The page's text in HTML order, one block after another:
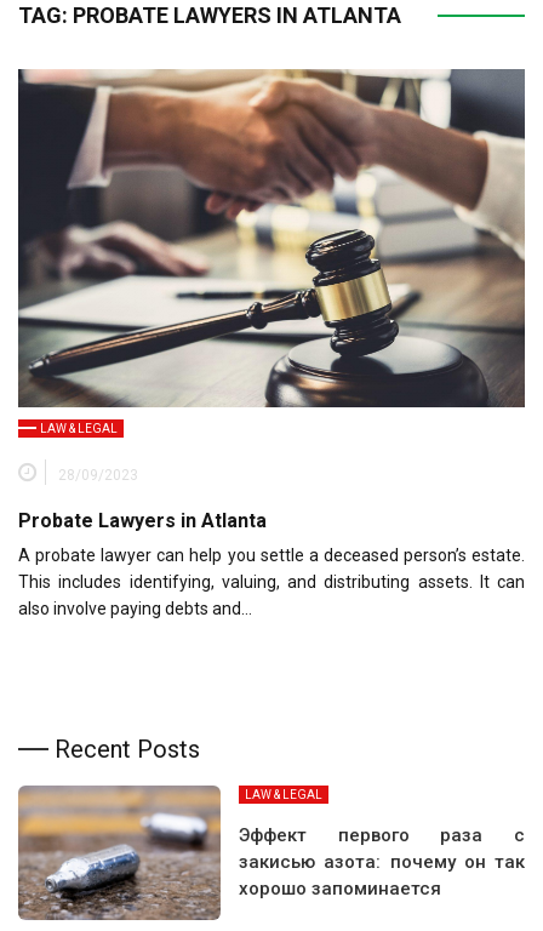
TAG: PROBATE LAWYERS IN ATLANTA
LAW & LEGAL
28/09/2023
Probate Lawyers in Atlanta
A probate lawyer can help you settle a deceased person’s estate.
This includes identifying, valuing, and distributing assets. It can
also involve paying debts and…
Recent Posts
LAW & LEGAL
Эффект первого раза с
закисью азота: почему он так
хорошо запоминается